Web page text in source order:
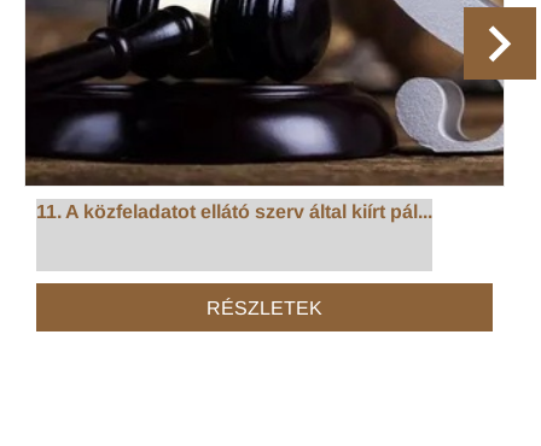
11. A közfeladatot ellátó szerv által kiírt pál...
RÉSZLETEK